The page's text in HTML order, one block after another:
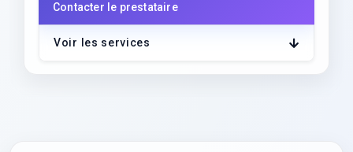
Contacter le prestataire
Voir les services